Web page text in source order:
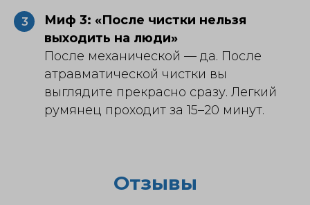
3
Миф 3: «После чистки нельзя
выходить на люди»
После механической — да. После
атравматической чистки вы
выглядите прекрасно сразу. Легкий
румянец проходит за 15–20 минут.
Отзывы